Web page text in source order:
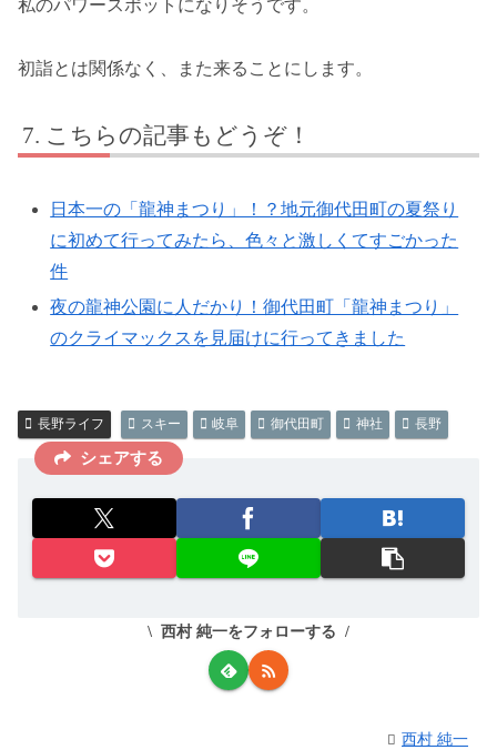
私のパワースポットになりそうです。
初詣とは関係なく、また来ることにします。
こちらの記事もどうぞ！
日本一の「龍神まつり」！？地元御代田町の夏祭り
に初めて行ってみたら、色々と激しくてすごかった
件
夜の龍神公園に人だかり！御代田町「龍神まつり」
のクライマックスを見届けに行ってきました
長野ライフ スキー 岐阜 御代田町 神社 長野
シェアする
西村 純一をフォローする
西村 純一